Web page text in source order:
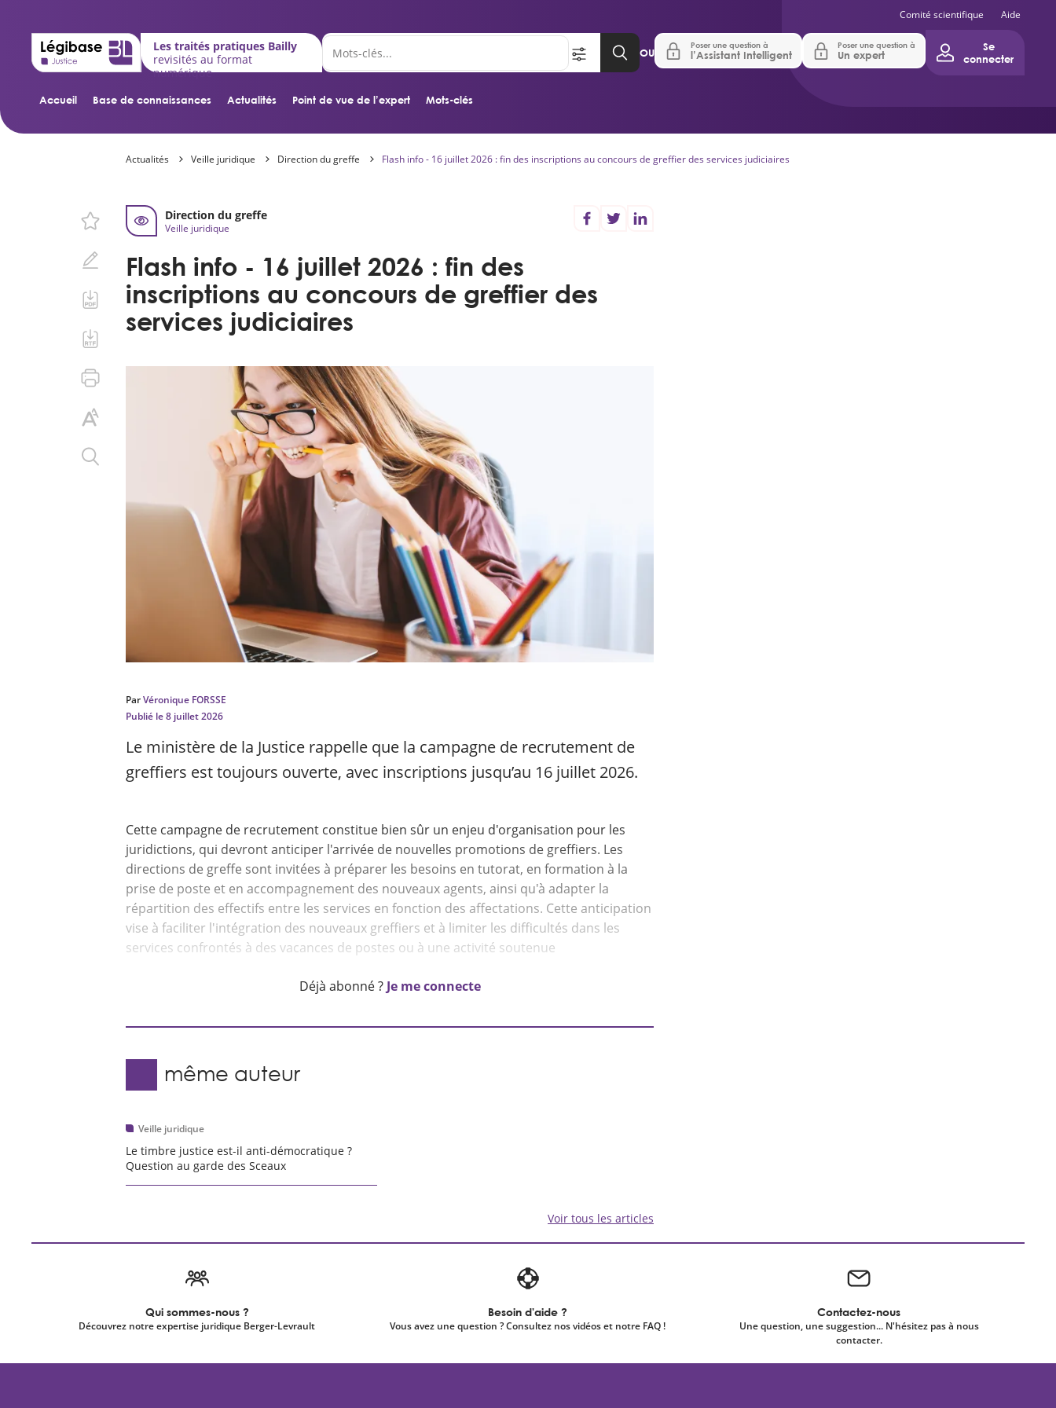
Aller au contenu principal
Accueil Base de connaissances Actualités Point de vue de l’expert Mots-clés
Les traités pratiques Bailly
revisités au format
numérique
OU
Poser une question à
l’Assistant Intelligent
Poser une question à
Un expert
Se
connecter
Comité scientifique Aide
Actualités Veille juridique Direction du greffe Flash info - 16 juillet 2026 : fin des inscriptions au concours de greffier des services judiciaires
Direction du greffe
Veille juridique
Flash info - 16 juillet 2026 : fin des
inscriptions au concours de greffier des
services judiciaires
ParVéronique FORSSE
Publié le8 juillet 2026
Le ministère de la Justice rappelle que la campagne de recrutement de
greffiers est toujours ouverte, avec inscriptions jusqu’au 16 juillet 2026.
Cette campagne de recrutement constitue bien sûr un enjeu d'organisation pour les
juridictions, qui devront anticiper l'arrivée de nouvelles promotions de greffiers. Les
directions de greffe sont invitées à préparer les besoins en tutorat, en formation à la
prise de poste et en accompagnement des nouveaux agents, ainsi qu'à adapter la
répartition des effectifs entre les services en fonction des affectations. Cette anticipation
vise à faciliter l'intégration des nouveaux greffiers et à limiter les difficultés dans les
services confrontés à des vacances de postes ou à une activité soutenue
Déjà abonné ? Je me connecte
Du même auteur
Veille juridique
Le timbre justice est-il anti-démocratique ?
Question au garde des Sceaux
Voir tous les articles
Qui sommes-nous ?
Découvrez notre expertise juridique Berger-Levrault
Besoin d'aide ?
Vous avez une question ? Consultez nos vidéos et notre FAQ !
Contactez-nous
Une question, une suggestion... N'hésitez pas à nous
contacter.